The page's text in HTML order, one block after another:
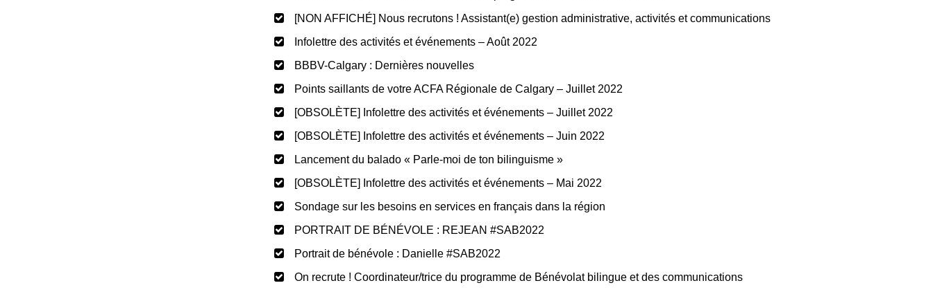
[NON AFFICHÉ] Nous recrutons ! Assistant(e) gestion administrative, activités et communications
Infolettre des activités et événements – Août 2022
BBBV-Calgary : Dernières nouvelles
Points saillants de votre ACFA Régionale de Calgary – Juillet 2022
[OBSOLÈTE] Infolettre des activités et événements – Juillet 2022
[OBSOLÈTE] Infolettre des activités et événements – Juin 2022
Lancement du balado « Parle-moi de ton bilinguisme »
[OBSOLÈTE] Infolettre des activités et événements – Mai 2022
Sondage sur les besoins en services en français dans la région
PORTRAIT DE BÉNÉVOLE : REJEAN #SAB2022
Portrait de bénévole : Danielle #SAB2022
On recrute ! Coordinateur/trice du programme de Bénévolat bilingue et des communications